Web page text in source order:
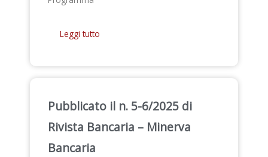
Leggi tutto
Pubblicato il n. 5-6/2025 di
Rivista Bancaria – Minerva
Bancaria